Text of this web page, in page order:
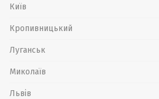
Київ
Кропивницький
Луганськ
Миколаїв
Львів